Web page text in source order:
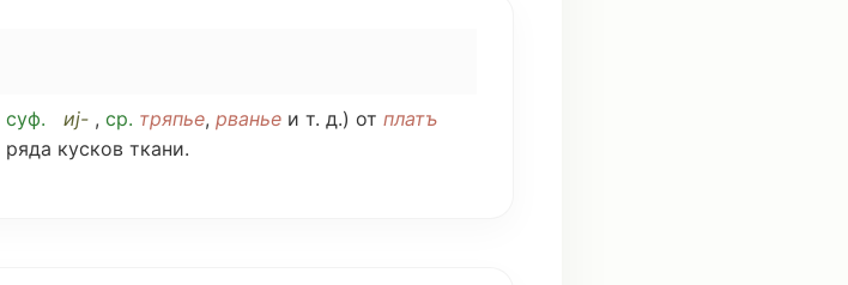
суф. иj- , ср. тряпье, рванье и т. д.) от платъ
ряда кусков ткани.